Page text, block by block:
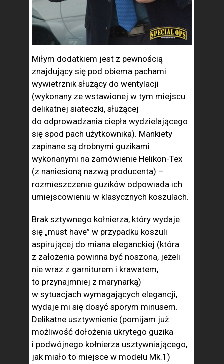
Miłym dodatkiem jest z pewnością
znajdujący się pod obiema pachami
wywietrznik służący do wentylacji
(wykonany ze wstawionej w tym miejscu
delikatnej siateczki, służącej
do odprowadzania ciepła wydzielającego
się spod pach użytkownika). Mankiety
zapinane są drobnymi guzikami
wykonanymi na zamówienie Helikon-Tex
(z naniesioną nazwą producenta) –
rozmieszczenie guzików odpowiada ich
umiejscowieniu w klasycznych koszulach.
Brak sztywnego kołnierza, który wydaje
się „must have” w przypadku koszuli
aspirującej do miana eleganckiej (która
z założenia powinna być noszona, jeżeli
nie wraz z garniturem i krawatem,
to przynajmniej z marynarką)
w sytuacjach wymagających elegancji,
wydaje mi się dosyć sporym minusem.
Delikatne usztywnienie (pomijam już
możliwość dołożenia ukrytego guzika
i podwójnego kołnierza usztywniającego,
jak miało to miejsce w modelu Mk.1)